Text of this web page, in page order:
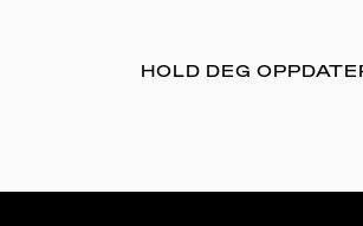
HOLD DEG